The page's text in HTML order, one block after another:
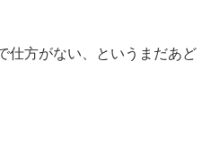
仕方がない、というまだあど